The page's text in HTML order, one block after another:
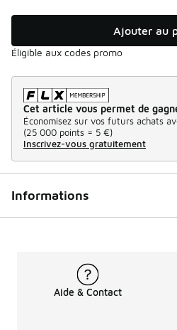
Ajouter au
Éligible aux codes promo
Cet article vous permet de
Économisez sur vos futurs achats
(25 000 points = 5 €)
Inscrivez-vous gratuitement
Informations
Aide & Contact